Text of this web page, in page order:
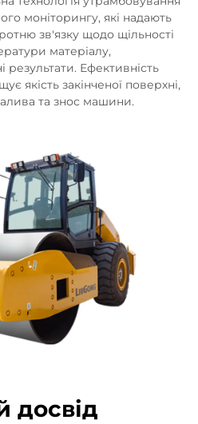
моніторингу, які надають
зв'язку щодо щільності
матеріалу,
Ефективність
якість закінченої поверхні,
та знос машини.
досвід